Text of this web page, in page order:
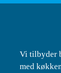
Vi tilbyder
med